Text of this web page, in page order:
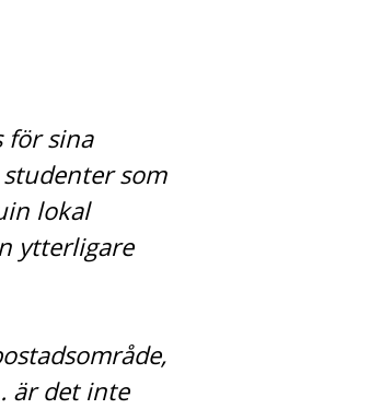
för sina
som
lokal
ytterligare
är det inte